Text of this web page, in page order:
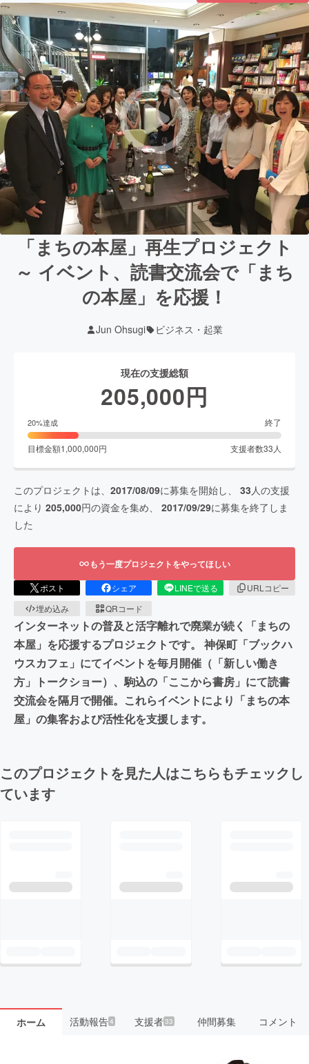
「まちの本屋」再生プロジェクト
～ イベント、読書交流会で「まち
の本屋」を応援！
Jun Ohsugi ビジネス・起業
現在の支援総額
205,000円
20%達成 終了
目標金額1,000,000円 支援者数33 人
このプロジェクトは、 2017/08/09に募集を開始し、 33人の支援
により 205,000円の資金を集め、 2017/09/29に募集を終了しま
した
もう一度プロジェクトをやってほしい
ポスト シェア LINEで送る
URLコピー
埋め込み
QRコード
インターネットの普及と活字離れで廃業が続く「まちの
本屋」を応援するプロジェクトです。 神保町「ブックハ
ウスカフェ」にてイベントを毎月開催（「新しい働き
方」トークショー）、駒込の「ここから書房」にて読書
交流会を隔月で開催。これらイベントにより「まちの本
屋」の集客および活性化を支援します。
このプロジェクトを見た人はこちらもチェックし
ています
ホーム 活動報告4 支援者33 仲間募集 コメント